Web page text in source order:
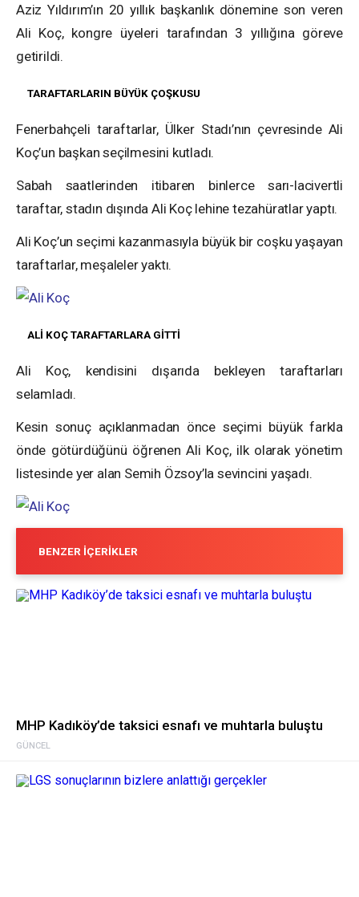
Aziz Yıldırım’ın 20 yıllık başkanlık dönemine son veren
Ali Koç, kongre üyeleri tarafından 3 yıllığına göreve
getirildi.
TARAFTARLARIN BÜYÜK ÇOŞKUSU
Fenerbahçeli taraftarlar, Ülker Stadı’nın çevresinde Ali
Koç’un başkan seçilmesini kutladı.
Sabah saatlerinden itibaren binlerce sarı-lacivertli
taraftar, stadın dışında Ali Koç lehine tezahüratlar yaptı.
Ali Koç’un seçimi kazanmasıyla büyük bir coşku yaşayan
taraftarlar, meşaleler yaktı.
ALİ KOÇ TARAFTARLARA GİTTİ
Ali Koç, kendisini dışarıda bekleyen taraftarları
selamladı.
Kesin sonuç açıklanmadan önce seçimi büyük farkla
önde götürdüğünü öğrenen Ali Koç, ilk olarak yönetim
listesinde yer alan Semih Özsoy’la sevincini yaşadı.
BENZER İÇERIKLER
GÜNCEL
MHP Kadıköy’de taksici esnafı ve muhtarla buluştu